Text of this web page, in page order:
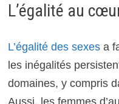
L’égalité au
L’égalité des sexesa
les inégalités
domaines, y compris